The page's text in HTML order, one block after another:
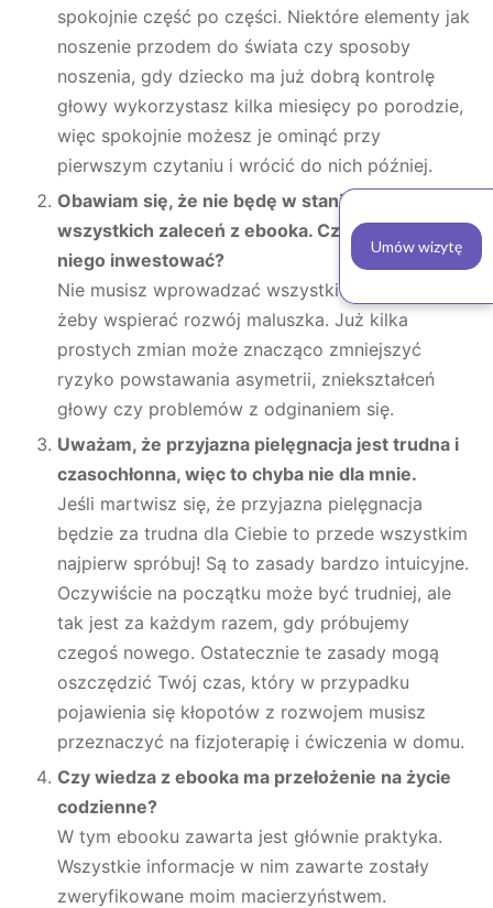
spokojnie część po części. Niektóre elementy jak
noszenie przodem do świata czy sposoby
noszenia, gdy dziecko ma już dobrą kontrolę
głowy wykorzystasz kilka miesięcy po porodzie,
więc spokojnie możesz je ominąć przy
pierwszym czytaniu i wrócić do nich później.
Obawiam się, że nie będę w stanie wprowadzić
wszystkich zaleceń z ebooka. Czy jest sens w
niego inwestować?
Nie musisz wprowadzać wszystkich zaleceń,
żeby wspierać rozwój maluszka. Już kilka
prostych zmian może znacząco zmniejszyć
ryzyko powstawania asymetrii, zniekształceń
głowy czy problemów z odginaniem się.
Uważam, że przyjazna pielęgnacja jest trudna i
czasochłonna, więc to chyba nie dla mnie.
Jeśli martwisz się, że przyjazna pielęgnacja
będzie za trudna dla Ciebie to przede wszystkim
najpierw spróbuj! Są to zasady bardzo intuicyjne.
Oczywiście na początku może być trudniej, ale
tak jest za każdym razem, gdy próbujemy
czegoś nowego. Ostatecznie te zasady mogą
oszczędzić Twój czas, który w przypadku
pojawienia się kłopotów z rozwojem musisz
przeznaczyć na fizjoterapię i ćwiczenia w domu.
Czy wiedza z ebooka ma przełożenie na życie
codzienne?
W tym ebooku zawarta jest głównie praktyka.
Wszystkie informacje w nim zawarte zostały
zweryfikowane moim macierzyństwem.
Umów wizytę